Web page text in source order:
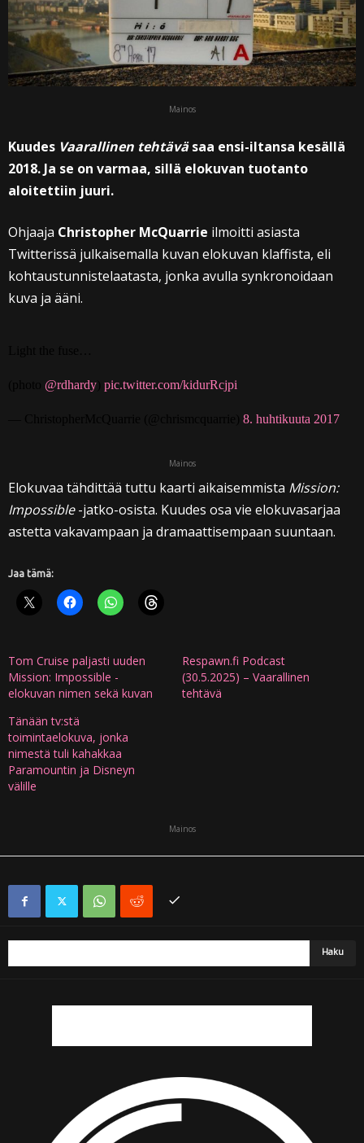
Mainos
Kuudes Vaarallinen tehtäväsaa ensi-iltansa kesällä
2018. Ja se on varmaa, sillä elokuvan tuotanto
aloitettiin juuri.
Ohjaaja Christopher McQuarrie ilmoitti asiasta
Twitterissä julkaisemalla kuvan elokuvan klaffista, eli
kohtaustunnistelaatasta, jonka avulla synkronoidaan
kuva ja ääni.
@rdhardy pic.twitter.com/kidurRcjpi
8. huhtikuuta 2017
Mainos
Elokuvaa tähdittää tuttu kaarti aikaisemmista Mission:
Impossible-jatko-osista. Kuudes osa vie elokuvasarjaa
astetta vakavampaan ja dramaattisempaan suuntaan.
Jaa tämä:
Tom Cruise paljasti uuden
Mission: Impossible -
elokuvan nimen sekä kuvan
Respawn.fi Podcast
(30.5.2025) – Vaarallinen
tehtävä
Tänään tv:stä
toimintaelokuva, jonka
nimestä tuli kahakkaa
Paramountin ja Disneyn
välille
Mainos